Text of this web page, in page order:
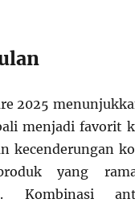
2025
menjadi favorit
kecenderungan
yang
Kombinasi